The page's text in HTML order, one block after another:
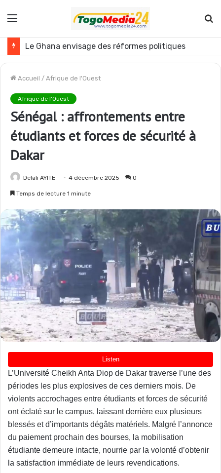
Menu
Le Ghana envisage des réformes politiques
Accueil / Afrique de l'Ouest
Afrique de l'Ouest
Sénégal : affrontements entre
étudiants et forces de sécurité à
Dakar
Delali AYITE 4 décembre 2025 0
Temps de lecture 1 minute
L’Université Cheikh Anta Diop de Dakar traverse l’une des
périodes les plus explosives de ces derniers mois. De
violents accrochages entre étudiants et forces de sécurité
ont éclaté sur le campus, laissant derrière eux plusieurs
blessés et d’importants dégâts matériels. Malgré l’annonce
du paiement prochain des bourses, la mobilisation
étudiante demeure intacte, nourrie par la volonté d’obtenir
la satisfaction immédiate de leurs revendications.